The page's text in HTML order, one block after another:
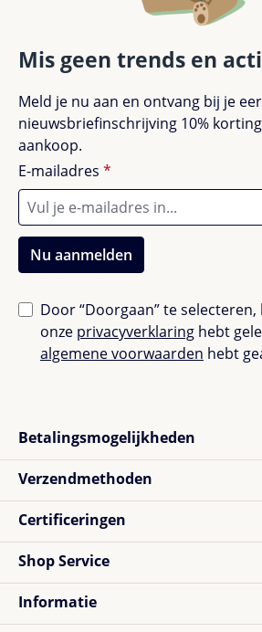
Mis geen trends en
Meld je nu aan en ontvang bij je
nieuwsbriefinschrijving 10%
aankoop.
E-mailadres *
Nu aanmelden
Door “Doorgaan” te
onze privacyverklaring hebt
algemene voorwaarden hebt
Betalingsmogelijkheden
Verzendmethoden
Certificeringen
Shop Service
Informatie